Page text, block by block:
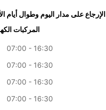
الإرجاع على مدار اليوم وطوال أيام
المركبات
07:00 - 16:30
07:00 - 16:30
07:00 - 16:30
07:00 - 16:30